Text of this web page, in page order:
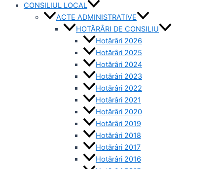
CONSILIUL LOCAL
ACTE ADMINISTRATIVE
HOTĂRÂRI DE CONSILIU
Hotărâri 2026
Hotărâri 2025
Hotărâri 2024
Hotărâri 2023
Hotărâri 2022
Hotărâri 2021
Hotărâri 2020
Hotărâri 2019
Hotărâri 2018
Hotărâri 2017
Hotărâri 2016